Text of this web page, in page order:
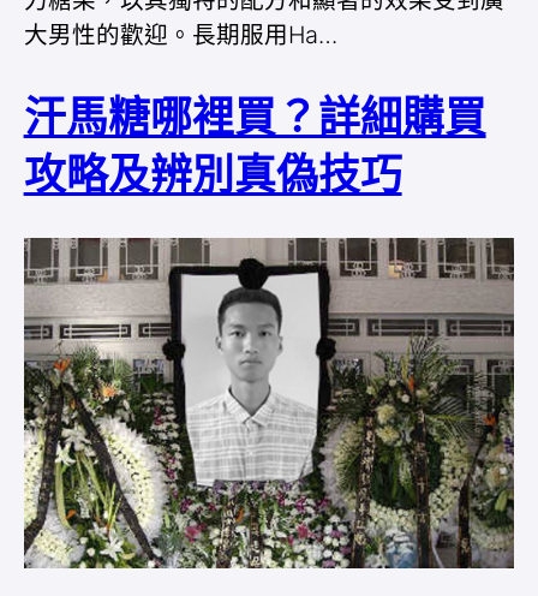
大男性的歡迎。長期服用Ha…
汗馬糖哪裡買？詳細購買
攻略及辨別真偽技巧